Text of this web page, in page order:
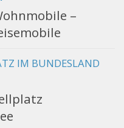
–
IM BUNDESLAND